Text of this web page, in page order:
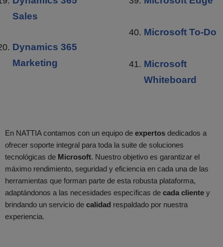
Sales
Dynamics 365
Marketing
Microsoft To-Do
Microsoft
Whiteboard
En NATTIA contamos con un equipo de expertos dedicados a
ofrecer soporte integral para toda la suite de soluciones
tecnológicas de Microsoft. Nuestro objetivo es garantizar el
máximo rendimiento, seguridad y eficiencia en cada una de las
herramientas que forman parte de esta robusta plataforma,
adaptándonos a las necesidades específicas de cada cliente y
brindando un servicio de calidad respaldado por nuestra
experiencia.